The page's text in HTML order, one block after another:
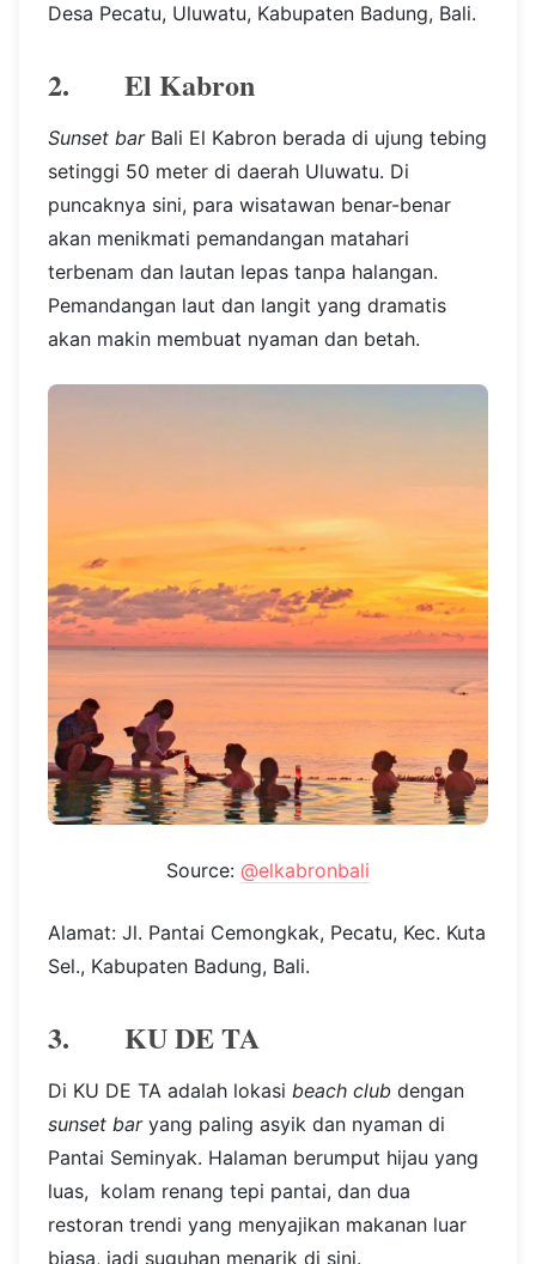
Desa Pecatu, Uluwatu, Kabupaten Badung, Bali.
2. El Kabron
Sunset barBali El Kabron berada di ujung tebing
setinggi 50 meter di daerah Uluwatu. Di
puncaknya sini, para wisatawan benar-benar
akan menikmati pemandangan matahari
terbenam dan lautan lepas tanpa halangan.
Pemandangan laut dan langit yang dramatis
akan makin membuat nyaman dan betah.
Source: @elkabronbali
Alamat: Jl. Pantai Cemongkak, Pecatu, Kec. Kuta
Sel., Kabupaten Badung, Bali.
3. KU DE TA
Di KU DE TA adalah lokasi beach club dengan
sunset baryang paling asyik dan nyaman di
Pantai Seminyak. Halaman berumput hijau yang
luas, kolam renang tepi pantai, dan dua
restoran trendi yang menyajikan makanan luar
biasa, jadi suguhan menarik di sini.